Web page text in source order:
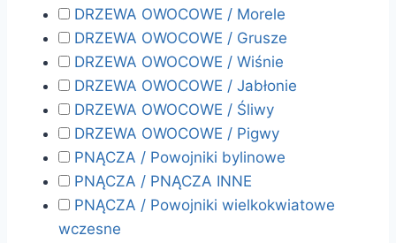
DRZEWA OWOCOWE / Morele
DRZEWA OWOCOWE / Grusze
DRZEWA OWOCOWE / Wiśnie
DRZEWA OWOCOWE / Jabłonie
DRZEWA OWOCOWE / Śliwy
DRZEWA OWOCOWE / Pigwy
PNĄCZA / Powojniki bylinowe
PNĄCZA / PNĄCZA INNE
PNĄCZA / Powojniki wielkokwiatowe
wczesne